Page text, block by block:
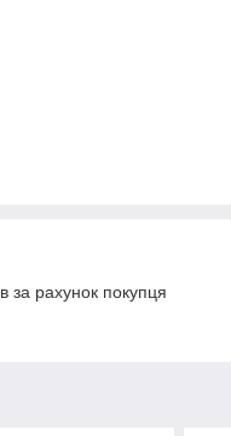
за рахунок покупця